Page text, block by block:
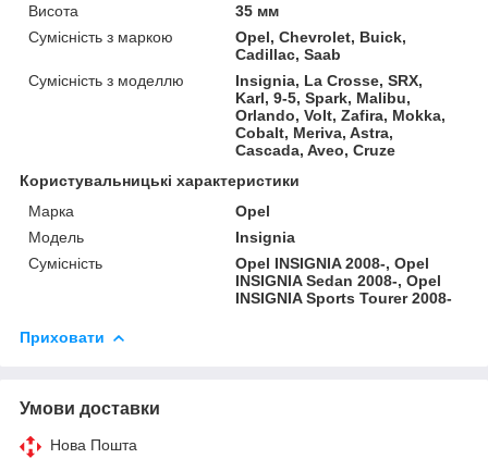
Висота
35 мм
Сумісність з маркою
Opel, Chevrolet, Buick,
Cadillac, Saab
Сумісність з моделлю
Insignia, La Crosse, SRX,
Karl, 9-5, Spark, Malibu,
Orlando, Volt, Zafira, Mokka,
Cobalt, Meriva, Astra,
Cascada, Aveo, Cruze
Користувальницькі характеристики
Марка
Opel
Модель
Insignia
Сумісність
Opel INSIGNIA 2008-, Opel
INSIGNIA Sedan 2008-, Opel
INSIGNIA Sports Tourer 2008-
Приховати
Умови доставки
Нова Пошта